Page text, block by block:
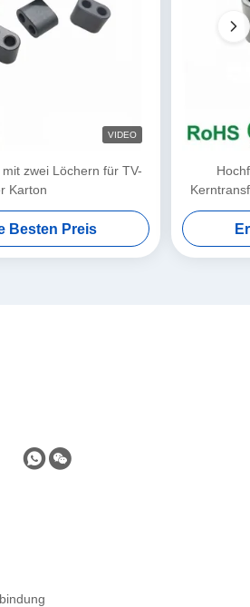
VIDEO
zwei Löchern für TV-
Karton
Besten Preis